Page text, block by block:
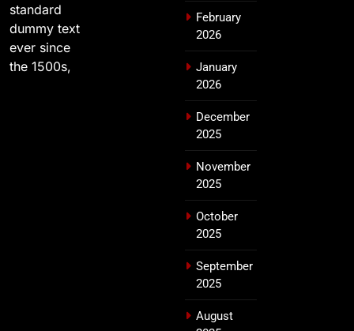
standard
dummy text
ever since
the 1500s,
February
2026
January
2026
December
2025
November
2025
October
2025
September
2025
August